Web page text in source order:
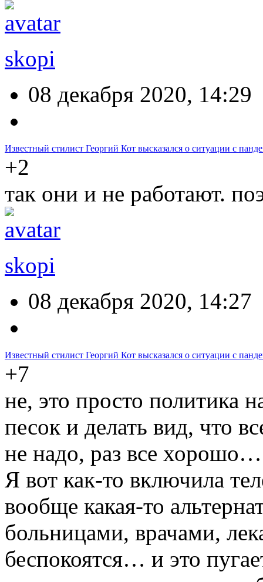
skopi
08 декабря 2020, 14:29
Известный стилист Георгий Кот высказался о ситуации с
+2
так они и не работают.
skopi
08 декабря 2020, 14:27
Известный стилист Георгий Кот высказался о ситуации с
+7
не, это просто политика
песок и делать вид, что
не надо, раз все хорошо…
Я вот как-то включила
вообще какая-то
больницами, врачами,
беспокоятся… и это